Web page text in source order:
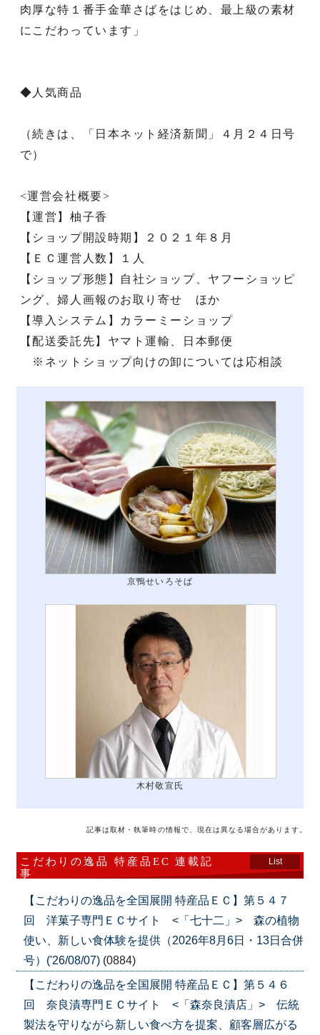
肉厚な特１番手金華さばをはじめ、最上級の素材
にこだわっています」
◆人気商品
（続きは、「日本ネット経済新聞」４月２４日号
で）
<運営会社概要>
【運営】柚子香
【ショップ開設時期】２０２１年８月
【ＥＣ運営人数】１人
【ショップ形態】自社ショップ、ヤフーショッピ
ング、婦人画報のお取り寄せ ほか
【導入システム】カラーミーショップ
【配送委託先】ヤマト運輸、日本郵便
※ネットショップ向けの卸については応相談
京鴨せいろそば
木村敬宣氏
記事は取材・執筆時の情報で、現在は異なる場合があります。
こだわりの逸品 特産品EC 連載記
事
List
【こだわりの逸品を全国展開 特産品ＥＣ】第５４７
回 洋菓子専門ＥＣサイト <「七十二」> 森の植物
使い、新しい食体験を提供（2026年8月6日・13日合併
号）('26/08/07) (0884)
【こだわりの逸品を全国展開 特産品ＥＣ】第５４６
回 奈良漬専門ＥＣサイト <「森奈良漬店」> 伝統
製法を守りながら新しい食べ方を提案、顧客層広がる